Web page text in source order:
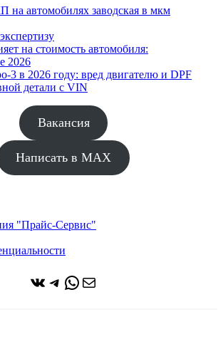
на автомобилях заводская в мкм
на стоимость автомобиля:
2026
3 в 2026 году: вред двигателю и DPF
детали с VIN
Вакансия
Написать в MAX
"Прайс-Сервис"
ВКонтакте
Telegram
WhatsApp
Почта